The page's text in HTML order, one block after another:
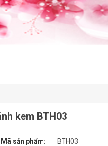
kem BTH03
Mã sản phẩm: BTH03